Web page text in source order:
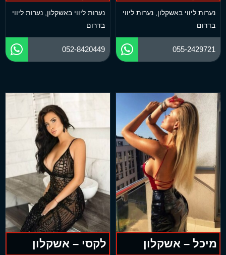
נערות ליווי באשקלון נערות ליווי
בדרום
055-2429721
נערות ליווי באשקלון נערות ליווי
בדרום
052-8420449
מיכל – אשקלון לקסי – אשקלון